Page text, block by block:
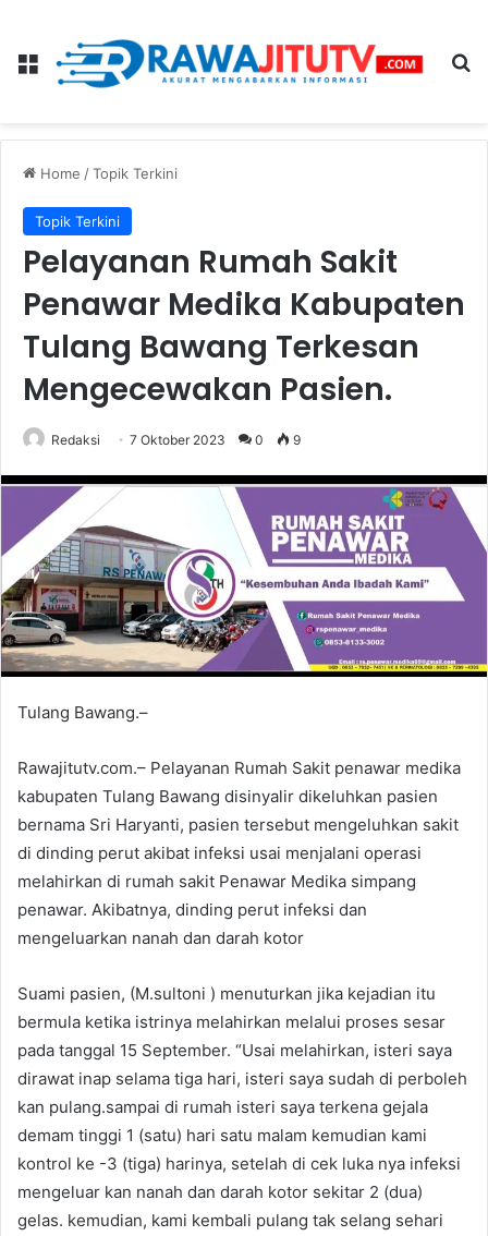
Menu
Home /Topik Terkini
Topik Terkini
Pelayanan Rumah Sakit
Penawar Medika Kabupaten
Tulang Bawang Terkesan
Mengecewakan Pasien.
Redaksi 7 Oktober 2023 0 9
Tulang Bawang.–
Rawajitutv.com.– Pelayanan Rumah Sakit penawar medika
kabupaten Tulang Bawang disinyalir dikeluhkan pasien
bernama Sri Haryanti, pasien tersebut mengeluhkan sakit
di dinding perut akibat infeksi usai menjalani operasi
melahirkan di rumah sakit Penawar Medika simpang
penawar. Akibatnya, dinding perut infeksi dan
mengeluarkan nanah dan darah kotor
Suami pasien, (M.sultoni ) menuturkan jika kejadian itu
bermula ketika istrinya melahirkan melalui proses sesar
pada tanggal 15 September. “Usai melahirkan, isteri saya
dirawat inap selama tiga hari, isteri saya sudah di perboleh
kan pulang.sampai di rumah isteri saya terkena gejala
demam tinggi 1 (satu) hari satu malam kemudian kami
kontrol ke -3 (tiga) harinya, setelah di cek luka nya infeksi
mengeluar kan nanah dan darah kotor sekitar 2 (dua)
gelas. kemudian, kami kembali pulang tak selang sehari